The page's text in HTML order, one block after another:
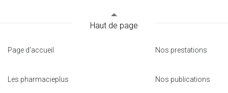
Haut de page
Page d'accueil
Les pharmacieplus
Nos prestations
Nos publications